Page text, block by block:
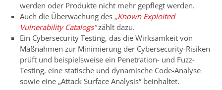
werden oder Produkte nicht mehr gepflegt werden.
Auch die Überwachung des „Known Exploited
Vulnerability Catalogs“zählt dazu.
Ein Cybersecurity Testing, das die Wirksamkeit von
Maßnahmen zur Minimierung der Cybersecurity-Risiken
prüft und beispielsweise ein Penetration- und Fuzz-
Testing, eine statische und dynamische Code-Analyse
sowie eine „Attack Surface Analysis“ beinhaltet.